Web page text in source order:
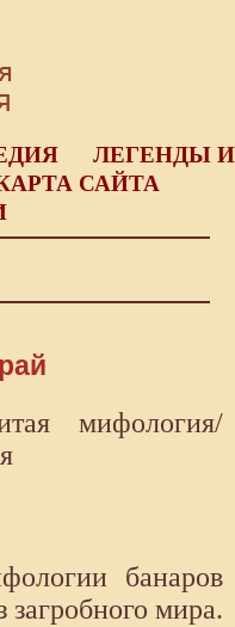
ЛЕГЕНДЫ И
САЙТА
мифология/
банаров
мира.